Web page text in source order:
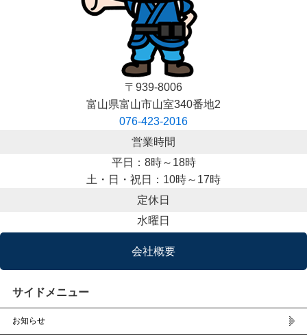
〒939-8006
富山県富山市山室340番地2
076-423-2016
営業時間
平日：8時～18時
土・日・祝日：10時～17時
定休日
水曜日
会社概要
サイドメニュー
お知らせ